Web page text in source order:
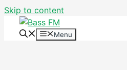
Skip to content
Menu